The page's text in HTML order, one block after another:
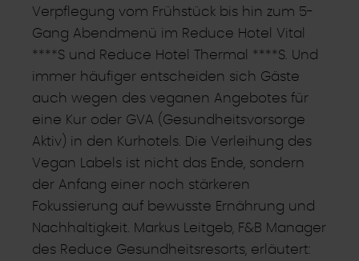
Verpflegung vom Frühstück bis hin zum 5-
Gang Abendmenü im Reduce Hotel Vital
****S und Reduce Hotel Thermal ****S. Und
immer häufiger entscheiden sich Gäste
auch wegen des veganen Angebotes für
eine Kur oder GVA (Gesundheitsvorsorge
Aktiv) in den Kurhotels. Die Verleihung des
Vegan Labels ist nicht das Ende, sondern
der Anfang einer noch stärkeren
Fokussierung auf bewusste Ernährung und
Nachhaltigkeit. Markus Leitgeb, F&B Manager
des Reduce Gesundheitsresorts, erläutert: